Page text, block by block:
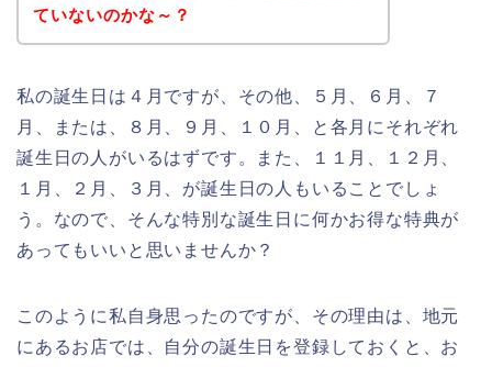
ていないのかな～？
私の誕生日は４月ですが、その他、５月、６月、７
月、または、８月、９月、１０月、と各月にそれぞれ
誕生日の人がいるはずです。また、１１月、１２月、
１月、２月、３月、が誕生日の人もいることでしょ
う。なので、そんな特別な誕生日に何かお得な特典が
あってもいいと思いませんか？
このように私自身思ったのですが、その理由は、地元
にあるお店では、自分の誕生日を登録しておくと、お